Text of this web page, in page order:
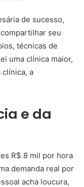
de sucesso,
seu
técnicas de
uma clínica maior,
clínica, a
e da
R$ 8 mil por hora
demanda real por
acha loucura,